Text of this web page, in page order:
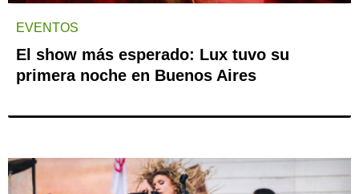
EVENTOS
El show más esperado: Lux tuvo su
primera noche en Buenos Aires